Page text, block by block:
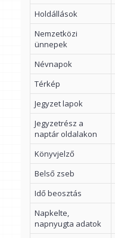
Holdállások
Nemzetközi
ünnepek
Névnapok
Térkép
Jegyzet lapok
Jegyzetrész a
naptár oldalakon
Könyvjelző
Belső zseb
Idő beosztás
Napkelte,
napnyugta adatok